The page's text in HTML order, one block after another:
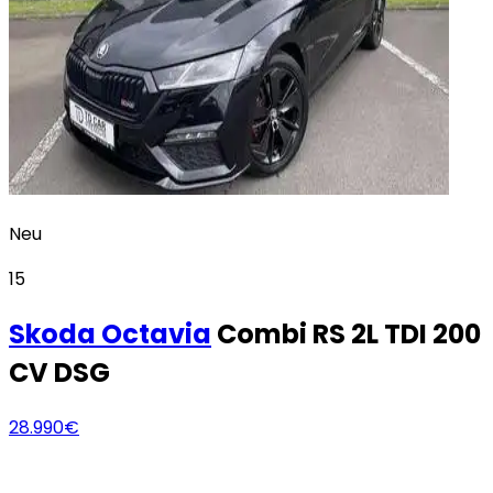
Neu
15
Skoda Octavia Combi RS 2L TDI 200
CV DSG
28.990€